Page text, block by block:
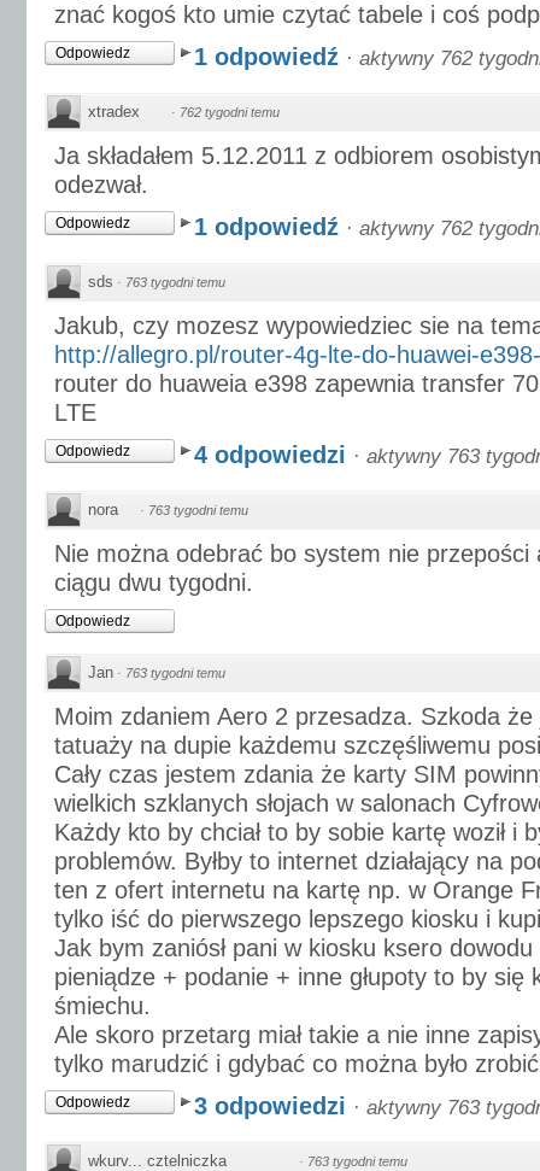
znać kogoś kto umie czytać tabele i coś
Odpowiedz 1 odpowiedź · aktywny 762
xtradex · 762 tygodni temu
Ja składałem 5.12.2011 z odbiorem
odezwał.
Odpowiedz 1 odpowiedź · aktywny 762
sds · 763 tygodni temu
Jakub, czy mozesz wypowiedziec sie na
http://allegro.pl/router-4g-lte-do-huawei-
router do huaweia e398 zapewnia transfer
LTE
Odpowiedz 4 odpowiedzi · aktywny 763
nora · 763 tygodni temu
Nie można odebrać bo system nie przepości
ciągu dwu tygodni.
Odpowiedz
Jan · 763 tygodni temu
Moim zdaniem Aero 2 przesadza. Szkoda
tatuaży na dupie każdemu szczęśliwemu
Cały czas jestem zdania że karty SIM
wielkich szklanych słojach w salonach
Każdy kto by chciał to by sobie kartę woził i
problemów. Byłby to internet działający na
ten z ofert internetu na kartę np. w Orange
tylko iść do pierwszego lepszego kiosku i
Jak bym zaniósł pani w kiosku ksero
pieniądze + podanie + inne głupoty to by się
śmiechu.
Ale skoro przetarg miał takie a nie inne
tylko marudzić i gdybać co można było
Odpowiedz 3 odpowiedzi · aktywny 763
wkurv... cztelniczka · 763 tygodni temu